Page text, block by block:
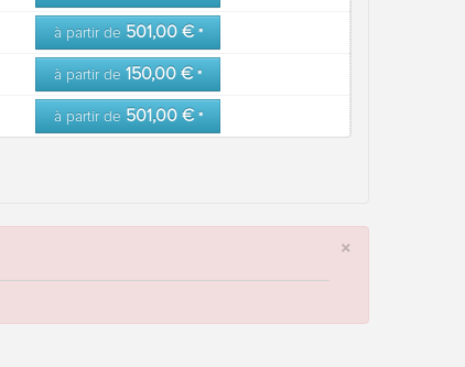
à partir de 501,00 € *
à partir de 150,00 € *
à partir de 501,00 € *
×